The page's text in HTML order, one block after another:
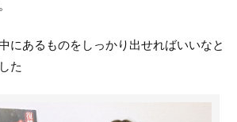
にあるものをしっかり出せればいいなと
た